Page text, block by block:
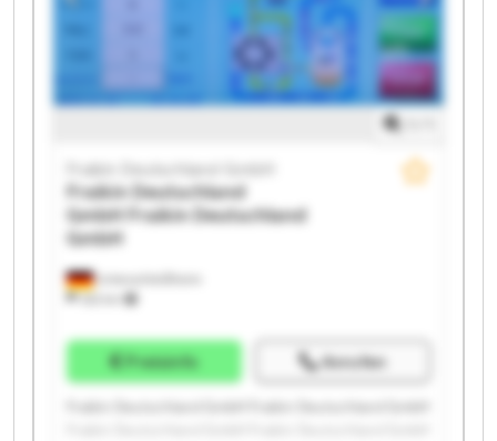
Unterschleißheim
332 km
Fraikin Deutschland GmbH
Fraikin Deutschland
GmbHFraikin Deutschland
GmbH
Preisinfo Anrufen